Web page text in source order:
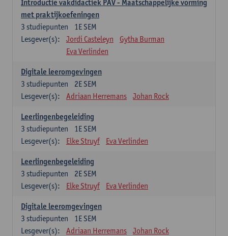
Introductie vakdidactiek PAV - Maatschappelijke vorming
met praktijkoefeningen
1E SEM
3 studiepunten
Lesgever(s):
Jordi Casteleyn
Gytha Burman
Eva Verlinden
Digitale leeromgevingen
2E SEM
3 studiepunten
Lesgever(s):
Adriaan Herremans Johan Rock
Leerlingenbegeleiding
1E SEM
3 studiepunten
Lesgever(s):
Elke Struyf Eva Verlinden
Leerlingenbegeleiding
2E SEM
3 studiepunten
Lesgever(s):
Elke Struyf Eva Verlinden
Digitale leeromgevingen
1E SEM
3 studiepunten
Lesgever(s):
Adriaan Herremans Johan Rock